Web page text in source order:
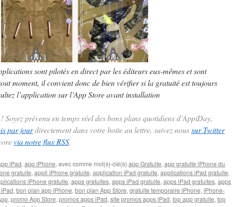
sont pilotés en direct par les éditeurs eux-mêmes et sont
moment, il convient donc de bien vérifier si la gratuité est toujours
l’application sur l’App Store avant installation
Soyez prévenu en temps réel des bons plans quotidiens d’AppiDay,
par jourdirectement dans votre boite au lettre, suivez noussur Twitter
via notre flux RSS.
iPad, app iPhone, avec comme mot(s)-clé(s) app Gratuite, app gratuite iPhone du
gratuite, appli iPhone gratuite, application iPad gratuite, applications iPad gratuite,
iPhone gratuite, apps gratuites, apps iPad gratuite, apps iPad gratuites, apps
, bon plan app iPhone, bon plan App Store, gratuite temporaire iPhone, iPhone-
, promo App Store, promos apps iPad, site promos apps iPad, top app gratuite, top